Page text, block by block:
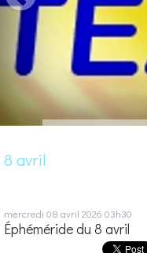
8 avril
mercredi 08 avril 2026 03h30
Éphéméride du 8 avril